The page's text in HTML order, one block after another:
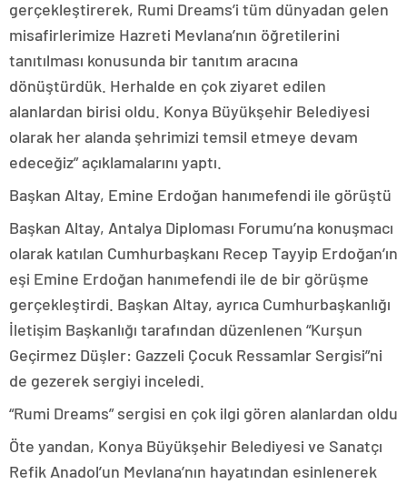
gerçekleştirerek, Rumi Dreams’i tüm dünyadan gelen
misafirlerimize Hazreti Mevlana’nın öğretilerini
tanıtılması konusunda bir tanıtım aracına
dönüştürdük. Herhalde en çok ziyaret edilen
alanlardan birisi oldu. Konya Büyükşehir Belediyesi
olarak her alanda şehrimizi temsil etmeye devam
edeceğiz” açıklamalarını yaptı.
Başkan Altay, Emine Erdoğan hanımefendi ile görüştü
Başkan Altay, Antalya Diploması Forumu’na konuşmacı
olarak katılan Cumhurbaşkanı Recep Tayyip Erdoğan’ın
eşi Emine Erdoğan hanımefendi ile de bir görüşme
gerçekleştirdi. Başkan Altay, ayrıca Cumhurbaşkanlığı
İletişim Başkanlığı tarafından düzenlenen “Kurşun
Geçirmez Düşler: Gazzeli Çocuk Ressamlar Sergisi”ni
de gezerek sergiyi inceledi.
“Rumi Dreams” sergisi en çok ilgi gören alanlardan oldu
Öte yandan, Konya Büyükşehir Belediyesi ve Sanatçı
Refik Anadol’un Mevlana’nın hayatından esinlenerek